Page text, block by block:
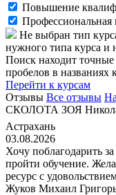
Повышение
Профессиональная
Не выбран тип
нужного типа курса и
Поиск находит
пробелов в названиях
Перейти к курсам
Отзывы Все отзывы
СКОЛОТА ЗОЯ
Астрахань
03.08.2026
Хочу поблагодарить
пройти обучение.
ресурс с
Жуков Михаил